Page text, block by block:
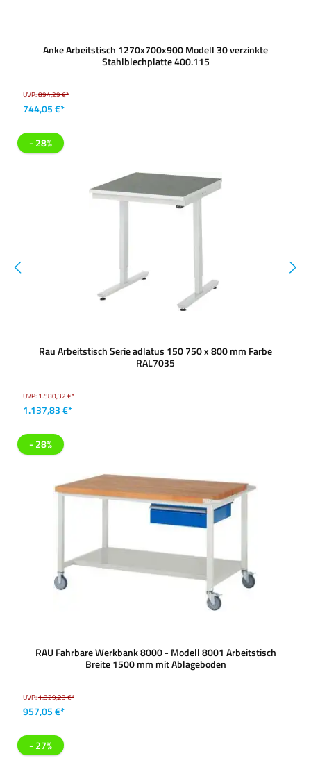
Anke Arbeitstisch 1270x700x900 Modell 30 verzinkte
Stahlblechplatte 400.115
UVP:894,29 €*
744,05 €*
- 28%
Rau Arbeitstisch Serie adlatus 150 750 x 800 mm Farbe
RAL7035
UVP:1.580,32 €*
1.137,83 €*
- 28%
RAU Fahrbare Werkbank 8000 - Modell 8001 Arbeitstisch
Breite 1500 mm mit Ablageboden
UVP:1.329,23 €*
957,05 €*
- 27%